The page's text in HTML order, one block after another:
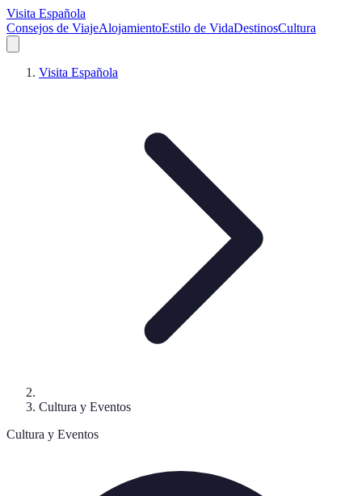
Visita Española
Consejos de ViajeAlojamientoEstilo de VidaDestinosCultura
Visita Española
Cultura y Eventos
Cultura y Eventos